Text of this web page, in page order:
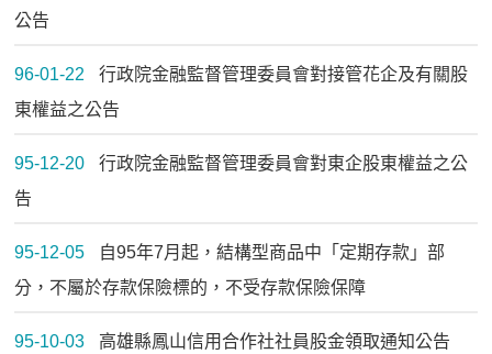
公告
96-01-22
行政院金融監督管理委員會對接管花企及有關股
東權益之公告
95-12-20
行政院金融監督管理委員會對東企股東權益之公
告
95-12-05
自95年7月起，結構型商品中「定期存款」部
分，不屬於存款保險標的，不受存款保險保障
95-10-03 高雄縣鳳山信用合作社社員股金領取通知公告